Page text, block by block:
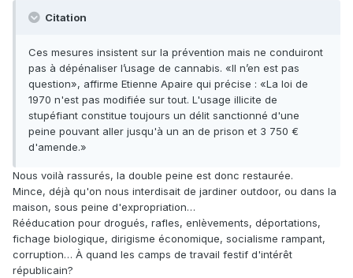
Citation
Ces mesures insistent sur la prévention mais ne conduiront
pas à dépénaliser l’usage de cannabis. «Il n’en est pas
question», affirme Etienne Apaire qui précise : «La loi de
1970 n'est pas modifiée sur tout. L'usage illicite de
stupéfiant constitue toujours un délit sanctionné d'une
peine pouvant aller jusqu'à un an de prison et 3 750 €
d'amende.»
Nous voilà rassurés, la double peine est donc restaurée.
Mince, déjà qu'on nous interdisait de jardiner outdoor, ou dans la
maison, sous peine d'expropriation…
Rééducation pour drogués, rafles, enlèvements, déportations,
fichage biologique, dirigisme économique, socialisme rampant,
corruption… À quand les camps de travail festif d'intérêt
républicain?